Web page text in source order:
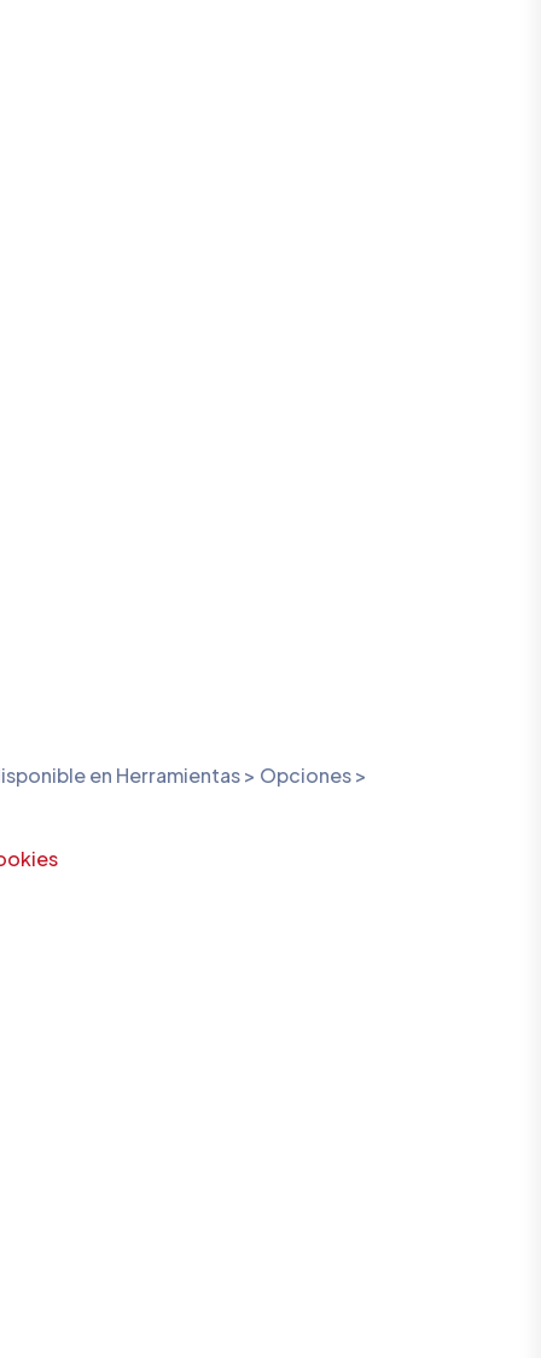
en Herramientas > Opciones >